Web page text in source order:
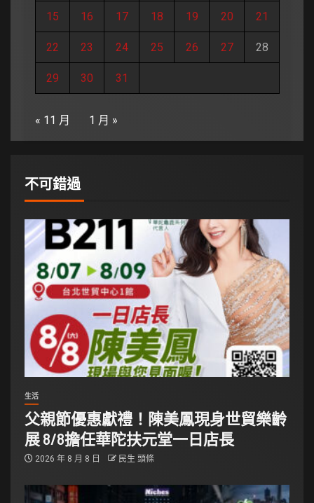
15 16 17 18 19 20 21
22 23 24 25 26 27 28
29 30 31
« 11 月 1 月 »
不可錯過
生活
父親節優惠獻禮！陳美鳳現身世貿樂齡
展 8/8擔任華陀扶元堂一日店長
2026 年 8 月 8 日 民生 頭條